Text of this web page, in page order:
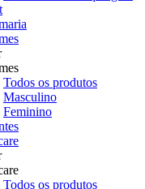
Todos os produtos
Masculino
Feminino
Todos os produtos